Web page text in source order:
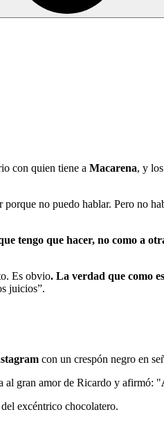
con quien tiene a Macarena, y
porque no puedo hablar. Pero no
tengo que hacer, no como a
Es obvio. La verdad que como
juicios”.
con un crespón negro en
al gran amor de Ricardo y afirmó: "
excéntrico chocolatero.